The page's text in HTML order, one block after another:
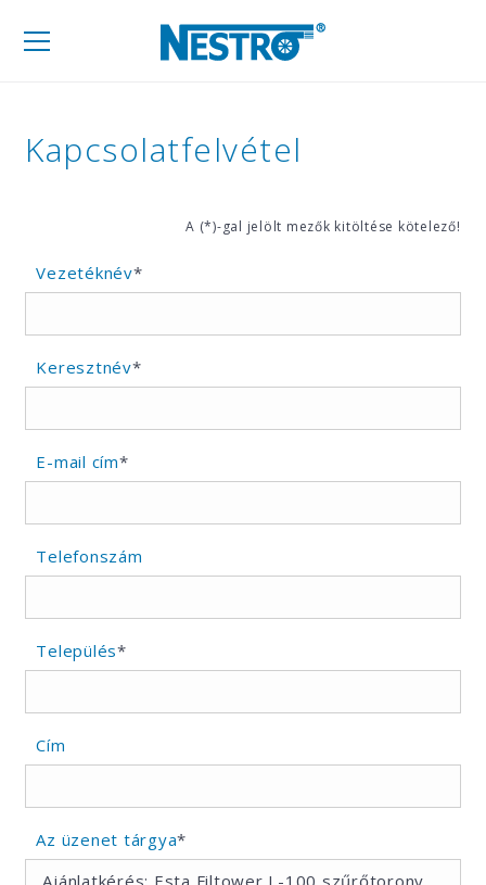
Mobil
Kapcsolatfelvétel
A (*)-gal jelölt mezők kitöltése kötelező!
Vezetéknév*
Keresztnév*
E-mail cím*
Telefonszám
Település*
Cím
Az üzenet tárgya*